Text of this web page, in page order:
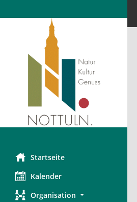
Startseite
Kalender
Organisation